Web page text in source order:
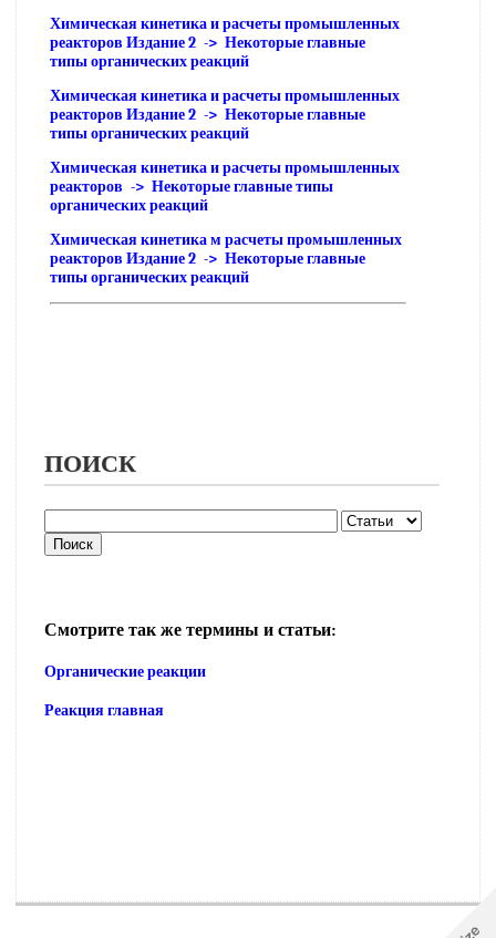
Химическая кинетика и расчеты промышленных
реакторов Издание 2 -> Некоторые главные
типы органических реакций
Химическая кинетика и расчеты промышленных
реакторов Издание 2 -> Некоторые главные
типы органических реакций
Химическая кинетика и расчеты промышленных
реакторов -> Некоторые главные типы
органических реакций
Химическая кинетика м расчеты промышленных
реакторов Издание 2 -> Некоторые главные
типы органических реакций
ПОИСК
Смотрите так же термины и статьи:
Органические реакции
Реакция главная